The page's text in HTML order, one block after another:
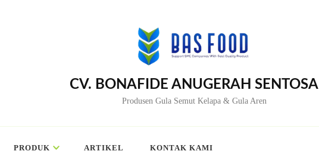
CV. BONAFIDE ANUGERAH SENTOSA
Produsen Gula Semut Kelapa & Gula Aren
PRODUK ARTIKEL KONTAK KAMI